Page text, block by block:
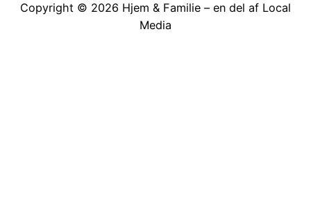
Copyright © 2026 Hjem & Familie – en del af Local
Media